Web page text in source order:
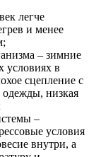
легче
и менее
– зимние
условиях в
сцепление с
низкая
–
условия
внутри, а